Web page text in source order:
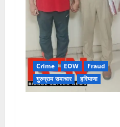
Crime EOW
Fraud
गुरुग्राम समाचार
हरियाणा